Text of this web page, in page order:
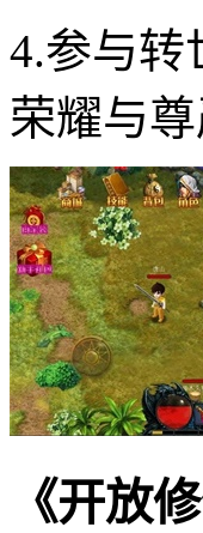
4.参与转
荣耀与尊
《开放